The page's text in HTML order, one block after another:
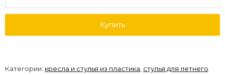
Купить
Категории: кресла и стулья из пластика, стулья для летнего